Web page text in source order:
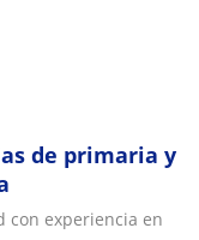
de primaria y
con experiencia en